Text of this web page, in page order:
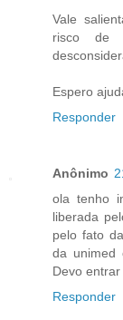
Vale
risco de
Espero
Responder
Anônimo
ola tenho
liberada
pelo fato
da unimed
Devo
Responder